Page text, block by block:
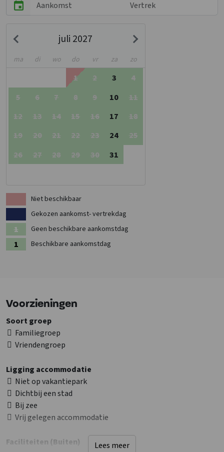
juli 2027
ma di wo do vr za zo
1 2 3
4
5
6 7 8 9 10
11
12
13 14 15 16 17
18
19
20 21 22 23 24
25
26
27 28 29 30 31
Niet beschikbaar
Gekozen aankomst- vertrekdag
Geen beschikbare aankomstdag
Beschikbare aankomstdag
Voorzieningen
Ligging accommodatie
Niet op vakantiepark
Dichtbij een stad
Bij zee
Vrij gelegen accommodatie
Faciliteiten (Buiten)
Soort groep
Familiegroep
Vriendengroep
Lees meer